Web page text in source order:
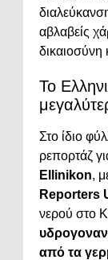
αβλαβείς
δικαιοσύνη
Το
Στο ίδιο
ρεπορτάζ
Ellinikon,
Reporters
νερού στο
από τα